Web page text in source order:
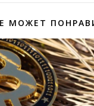
МОЖЕТ